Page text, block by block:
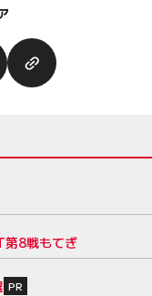
第8戦もてぎ
PR